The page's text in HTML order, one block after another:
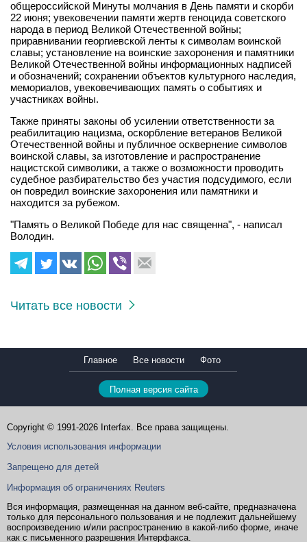
общероссийской Минуты молчания в День памяти и скорби
22 июня; увековечении памяти жертв геноцида советского
народа в период Великой Отечественной войны;
приравнивании георгиевской ленты к символам воинской
славы; установление на воинские захоронения и памятники
Великой Отечественной войны информационных надписей
и обозначений; сохранении объектов культурного наследия,
мемориалов, увековечивающих память о событиях и
участниках войны.
Также приняты законы об усилении ответственности за
реабилитацию нацизма, оскорбление ветеранов Великой
Отечественной войны и публичное осквернение символов
воинской славы, за изготовление и распространение
нацистской символики, а также о возможности проводить
судебное разбирательство без участия подсудимого, если
он повредил воинские захоронения или памятники и
находится за рубежом.
"Память о Великой Победе для нас священна", - написал
Володин.
Читать все новости
Главное Все новости Фото
Полная версия сайта
Copyright © 1991-2026 Interfax. Все права защищены.
Условия использования информации
Запрещено для детей
Информация об ограничениях Reuters
Вся информация, размещенная на данном веб-сайте, предназначена
только для персонального пользования и не подлежит дальнейшему
воспроизведению и/или распространению в какой-либо форме, иначе
как с письменного разрешения Интерфакса.